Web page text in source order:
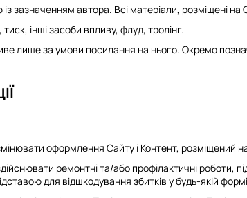
із зазначенням автора. Всі матеріали, розміщені
інші засоби впливу, флуд, тролінг.
лише за умови посилання на нього. Окремо
оформлення Сайту і Контент, розміщений
ремонтні та/або профілактичні роботи,
для відшкодування збитків у будь-якій